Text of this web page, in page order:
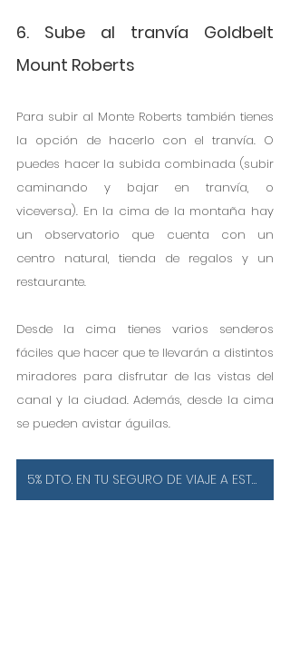
6. Sube al tranvía Goldbelt
Mount Roberts
Para subir al Monte Roberts también tienes
la opción de hacerlo con el tranvía. O
puedes hacer la subida combinada (subir
caminando y bajar en tranvía, o
viceversa). En la cima de la montaña hay
un observatorio que cuenta con un
centro natural, tienda de regalos y un
restaurante.
Desde la cima tienes varios senderos
fáciles que hacer que te llevarán a distintos
miradores para disfrutar de las vistas del
canal y la ciudad. Además, desde la cima
se pueden avistar águilas.
5% DTO. EN TU SEGURO DE VIAJE A ESTADOS UNIDOS ¡IMPRESCINDIBLE!